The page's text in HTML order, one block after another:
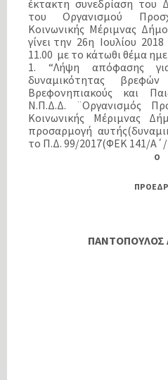
έκτακτη συνεδρίαση του
του Οργανισμού
Κοινωνικής Μέριμνας
γίνει την 26η Ιουλίου
11.00 με το κάτωθι θέμα
1. “Λήψη απόφασης για
δυναμικότητας
Βρεφονηπιακούς και
Ν.Π.Δ.Δ. ¨Οργανισμός
Κοινωνικής Μέριμνας
προσαρμογή
το Π.Δ. 99/2017(ΦΕΚ 141/Α΄/
Ο
ΠΑΝΤΟΠΟΥΛΟΣ